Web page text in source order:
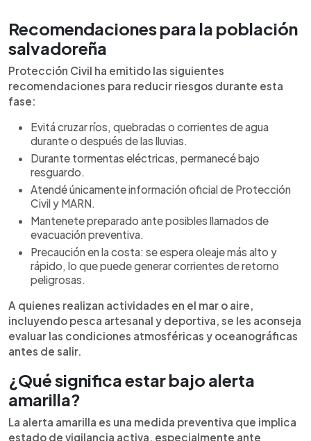
Recomendaciones para la población
salvadoreña
Protección Civil ha emitido las siguientes
recomendaciones para reducir riesgos durante esta
fase:
Evitá cruzar ríos, quebradas o corrientes de agua
durante o después de las lluvias.
Durante tormentas eléctricas, permanecé bajo
resguardo.
Atendé únicamente información oficial de Protección
Civil y MARN.
Mantenete preparado ante posibles llamados de
evacuación preventiva.
Precaución en la costa: se espera oleaje más alto y
rápido, lo que puede generar corrientes de retorno
peligrosas.
A quienes realizan actividades en el mar o aire,
incluyendo pesca artesanal y deportiva, se les aconseja
evaluar las condiciones atmosféricas y oceanográficas
antes de salir.
¿Qué significa estar bajo alerta
amarilla?
La alerta amarilla es una medida preventiva que implica
estado de vigilancia activa, especialmente ante